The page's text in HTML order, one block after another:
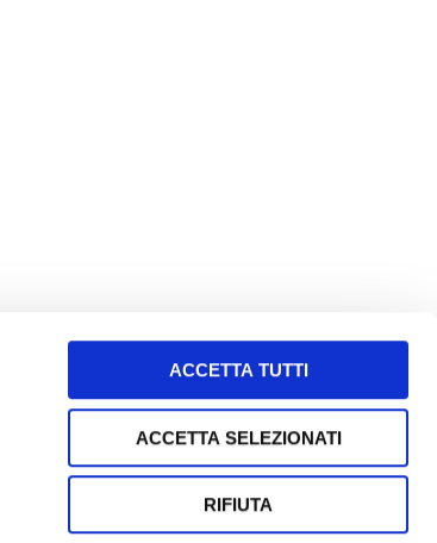
ACCETTA TUTTI
ACCETTA SELEZIONATI
RIFIUTA
i termini e le condizioni